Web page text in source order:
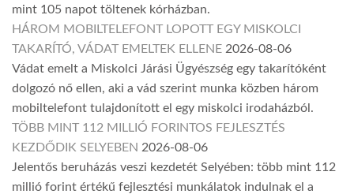
mint 105 napot töltenek kórházban.
HÁROM MOBILTELEFONT LOPOTT EGY MISKOLCI
TAKARÍTÓ, VÁDAT EMELTEK ELLENE 2026-08-06
Vádat emelt a Miskolci Járási Ügyészség egy takarítóként
dolgozó nő ellen, aki a vád szerint munka közben három
mobiltelefont tulajdonított el egy miskolci irodaházból.
TÖBB MINT 112 MILLIÓ FORINTOS FEJLESZTÉS
KEZDŐDIK SELYEBEN 2026-08-06
Jelentős beruházás veszi kezdetét Selyében: több mint 112
millió forint értékű fejlesztési munkálatok indulnak el a